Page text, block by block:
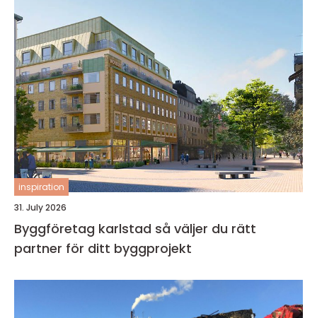
inspiration
31. July 2026
Byggföretag karlstad så väljer du rätt
partner för ditt byggprojekt